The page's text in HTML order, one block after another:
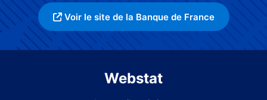
Voir le site de la Banque de France
Webstat